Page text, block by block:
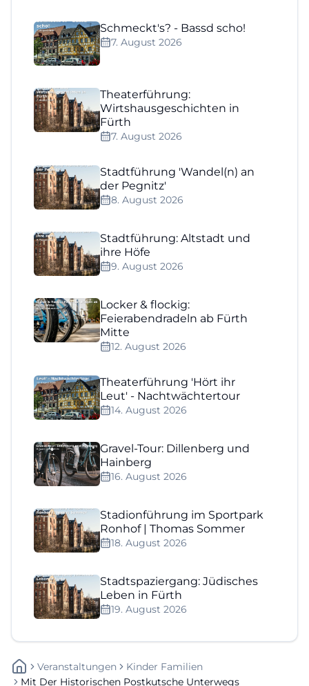
Schmeckt's? - Bassd scho!
7. August 2026
Theaterführung:
Wirtshausgeschichten in
Fürth
7. August 2026
Stadtführung 'Wandel(n) an
der Pegnitz'
8. August 2026
Stadtführung: Altstadt und
ihre Höfe
9. August 2026
Locker & flockig:
Feierabendradeln ab Fürth
Mitte
12. August 2026
Theaterführung 'Hört ihr
Leut' - Nachtwächtertour
14. August 2026
Gravel-Tour: Dillenberg und
Hainberg
16. August 2026
Stadionführung im Sportpark
Ronhof | Thomas Sommer
18. August 2026
Stadtspaziergang: Jüdisches
Leben in Fürth
19. August 2026
Veranstaltungen
Kinder Familien
Mit Der Historischen Postkutsche Unterwegs